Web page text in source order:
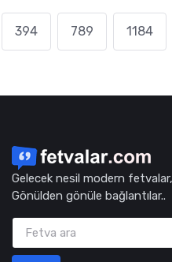
394 789 1184
Gelecek nesil modern
Gönülden gönüle bağlantılar..